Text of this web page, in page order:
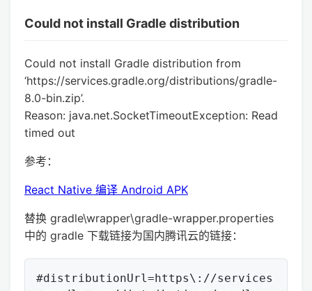
Could not install Gradle distribution
Could not install Gradle distribution from
‘https://services.gradle.org/distributions/gradle-
8.0-bin.zip’.
Reason: java.net.SocketTimeoutException: Read
timed out
参考：
React Native 编译 Android APK
替换 gradle\wrapper\gradle-wrapper.properties
中的 gradle 下载链接为国内腾讯云的链接：
#distributionUrl=https\://services